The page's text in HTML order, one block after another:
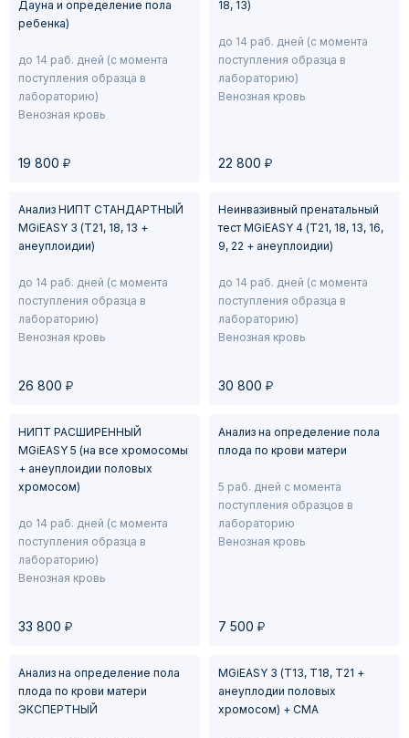
Дауна и определение пола
ребенка)
до 14 раб. дней (с момента
поступления образца в
лабораторию)
Венозная кровь
19 800 у
18, 13)
до 14 раб. дней (с момента
поступления образца в
лабораторию)
Венозная кровь
22 800 у
Анализ НИПТ СТАНДАРТНЫЙ
MGiEASY 3 (Т21, 18, 13 +
анеуплоидии)
до 14 раб. дней (с момента
поступления образца в
лабораторию)
Венозная кровь
26 800 у
Неинвазивный пренатальный
тест MGiEASY 4 (Т21, 18, 13, 16,
9, 22 + анеуплоидии)
до 14 раб. дней (с момента
поступления образца в
лабораторию)
Венозная кровь
30 800 у
НИПТ РАСШИРЕННЫЙ
MGiEASY 5 (на все хромосомы
+ анеуплоидии половых
хромосом)
до 14 раб. дней (с момента
поступления образца в
лабораторию)
Венозная кровь
33 800 у
Анализ на определение пола
плода по крови матери
5 раб. дней с момента
поступления образцов в
лабораторию
Венозная кровь
7 500 у
Анализ на определение пола
плода по крови матери
ЭКСПЕРТНЫЙ
MGiEASY 3 (Т13, Т18, Т21 +
анеуплодии половых
хромосом) + СМА